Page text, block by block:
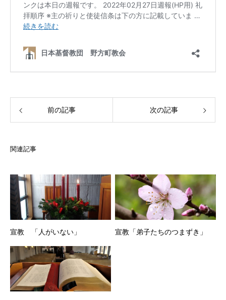
前の記事 次の記事
関連記事
宣教 「人がいない」 宣教「弟子たちのつまずき」